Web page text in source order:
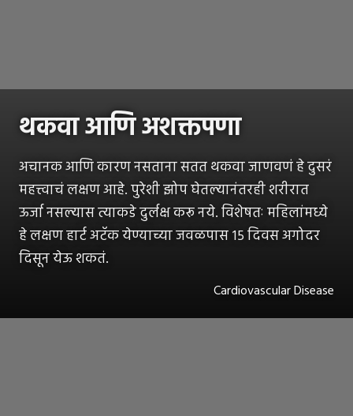
थकवा आणि अशक्तपणा
अचानक आणि कारण नसताना सतत थकवा जाणवणं हे दुसरं
महत्त्वाचं लक्षण आहे. पुरेशी झोप घेतल्यानंतरही शरीरात
ऊर्जा नसल्यास त्याकडे दुर्लक्ष करू नये. विशेषतः महिलांमध्ये
हे लक्षण हार्ट अटॅक येण्याच्या जवळपास १५ दिवस अगोदर
दिसून येऊ शकतं.
Cardiovascular Disease